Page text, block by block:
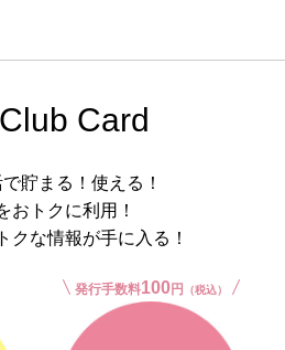
Card
貯まる！使える！
おトクに利用！
クな情報が手に入る！
発行手数料100円 （税込）